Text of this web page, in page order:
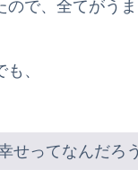
で、全てがう
、
せってなんだろ